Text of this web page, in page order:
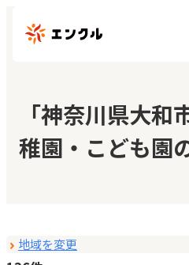
保育園・幼稚園を探す
地図から探す
マイページ
「神奈川県大和
稚園・こども園
地域を変更